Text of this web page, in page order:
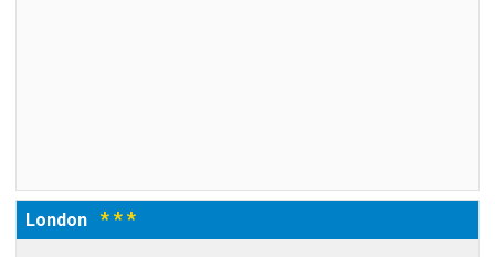
London* * *